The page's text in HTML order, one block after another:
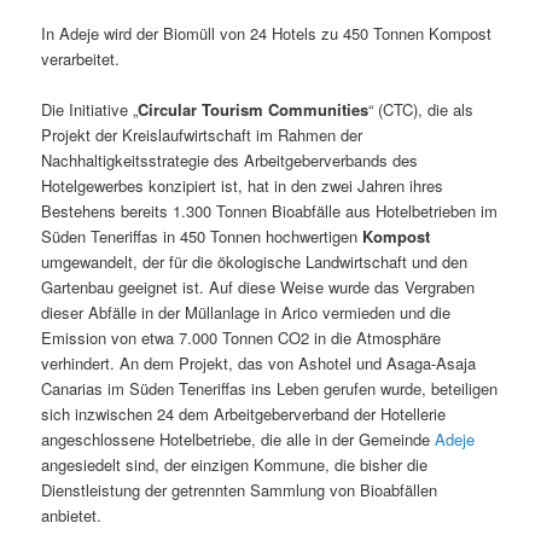
In Adeje wird der Biomüll von 24 Hotels zu 450 Tonnen Kompost
verarbeitet.
Die Initiative „Circular Tourism Communities“ (CTC), die als
Projekt der Kreislaufwirtschaft im Rahmen der
Nachhaltigkeitsstrategie des Arbeitgeberverbands des
Hotelgewerbes konzipiert ist, hat in den zwei Jahren ihres
Bestehens bereits 1.300 Tonnen Bioabfälle aus Hotelbetrieben im
Süden Teneriffas in 450 Tonnen hochwertigen Kompost
umgewandelt, der für die ökologische Landwirtschaft und den
Gartenbau geeignet ist. Auf diese Weise wurde das Vergraben
dieser Abfälle in der Müllanlage in Arico vermieden und die
Emission von etwa 7.000 Tonnen CO2 in die Atmosphäre
verhindert. An dem Projekt, das von Ashotel und Asaga-Asaja
Canarias im Süden Teneriffas ins Leben gerufen wurde, beteiligen
sich inzwischen 24 dem Arbeitgeberverband der Hotellerie
angeschlossene Hotelbetriebe, die alle in der GemeindeAdeje
angesiedelt sind, der einzigen Kommune, die bisher die
Dienstleistung der getrennten Sammlung von Bioabfällen
anbietet.